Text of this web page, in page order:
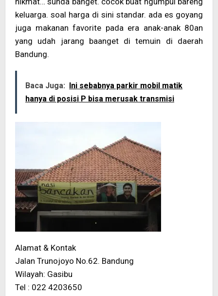
keluarga. soal harga di sini standar. ada es goyang
juga makanan favorite pada era anak-anak 80an
yang udah jarang baanget di temuin di daerah
Bandung.
Baca Juga: Ini sebabnya parkir mobil matik
hanya di posisi P bisa merusak transmisi
Alamat & Kontak
Jalan Trunojoyo No.62. Bandung
Wilayah: Gasibu
Tel : 022 4203650